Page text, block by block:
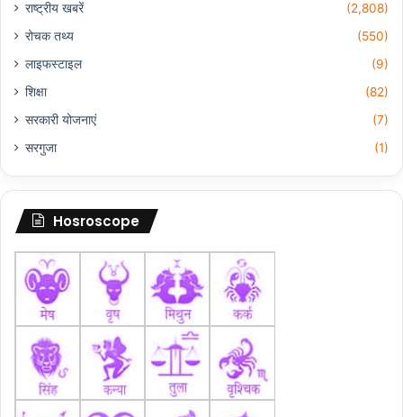
राष्ट्रीय खबरें
(2,808)
रोचक तथ्य
(550)
लाइफस्टाइल
(9)
शिक्षा
(82)
सरकारी योजनाएं
(7)
सरगुजा
(1)
Hosroscope